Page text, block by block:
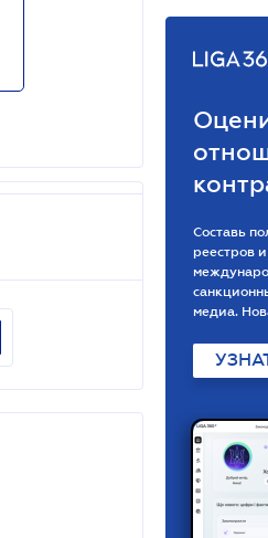
Составь
реестров
медиа.